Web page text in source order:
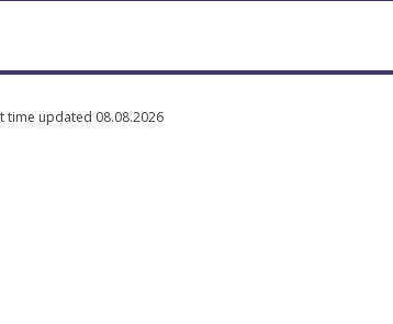
time updated 08.08.2026